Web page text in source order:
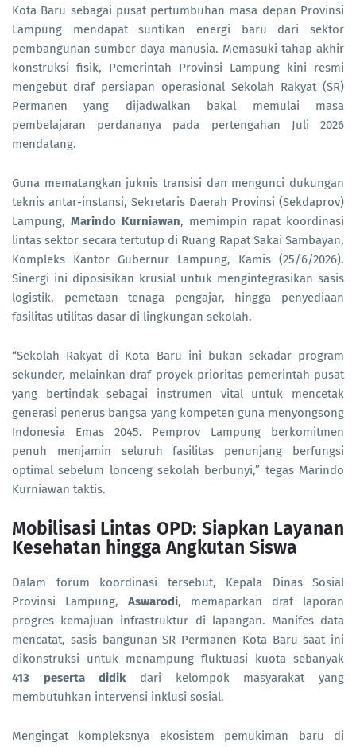
Kota Baru sebagai pusat pertumbuhan masa depan Provinsi
Lampung mendapat suntikan energi baru dari sektor
pembangunan sumber daya manusia. Memasuki tahap akhir
konstruksi fisik, Pemerintah Provinsi Lampung kini resmi
mengebut draf persiapan operasional Sekolah Rakyat (SR)
Permanen yang dijadwalkan bakal memulai masa
pembelajaran perdananya pada pertengahan Juli 2026
mendatang.
Guna mematangkan juknis transisi dan mengunci dukungan
teknis antar-instansi, Sekretaris Daerah Provinsi (Sekdaprov)
Lampung, Marindo Kurniawan, memimpin rapat koordinasi
lintas sektor secara tertutup di Ruang Rapat Sakai Sambayan,
Kompleks Kantor Gubernur Lampung, Kamis (25/6/2026).
Sinergi ini diposisikan krusial untuk mengintegrasikan sasis
logistik, pemetaan tenaga pengajar, hingga penyediaan
fasilitas utilitas dasar di lingkungan sekolah.
“Sekolah Rakyat di Kota Baru ini bukan sekadar program
sekunder, melainkan draf proyek prioritas pemerintah pusat
yang bertindak sebagai instrumen vital untuk mencetak
generasi penerus bangsa yang kompeten guna menyongsong
Indonesia Emas 2045. Pemprov Lampung berkomitmen
penuh menjamin seluruh fasilitas penunjang berfungsi
optimal sebelum lonceng sekolah berbunyi,” tegas Marindo
Kurniawan taktis.
Mobilisasi Lintas OPD: Siapkan Layanan
Kesehatan hingga Angkutan Siswa
Dalam forum koordinasi tersebut, Kepala Dinas Sosial
Provinsi Lampung, Aswarodi, memaparkan draf laporan
progres kemajuan infrastruktur di lapangan. Manifes data
mencatat, sasis bangunan SR Permanen Kota Baru saat ini
dikonstruksi untuk menampung fluktuasi kuota sebanyak
413 peserta didikdari kelompok masyarakat yang
membutuhkan intervensi inklusi sosial.
Mengingat kompleksnya ekosistem pemukiman baru di